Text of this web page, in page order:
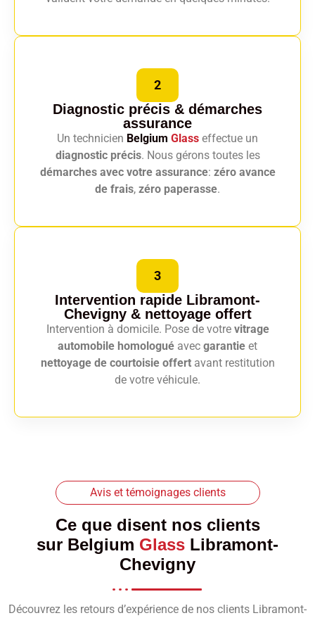
2
Diagnostic précis & démarches
assurance
Un technicien Belgium Glass effectue un
diagnostic précis. Nous gérons toutes les
démarches avec votre assurance: zéro avance
de frais, zéro paperasse.
3
Intervention rapide Libramont-
Chevigny & nettoyage offert
Intervention à domicile. Pose de votre vitrage
automobile homologué avec garantie et
nettoyage de courtoisie offertavant restitution
de votre véhicule.
Avis et témoignages clients
Ce que disent nos clients
sur Belgium Glass Libramont-
Chevigny
Découvrez les retours d’expérience de nos clients Libramont-